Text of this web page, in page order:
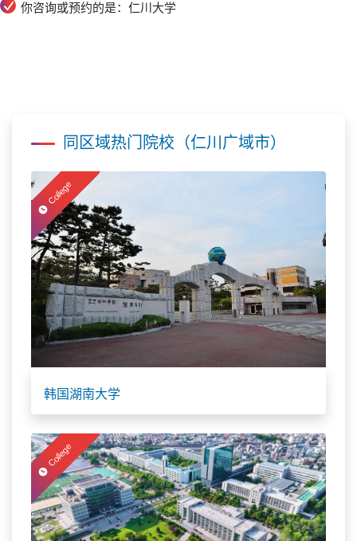
你咨询或预约的是：仁川大学
同区域热门院校（仁川广域市）
College
韩国湖南大学
College